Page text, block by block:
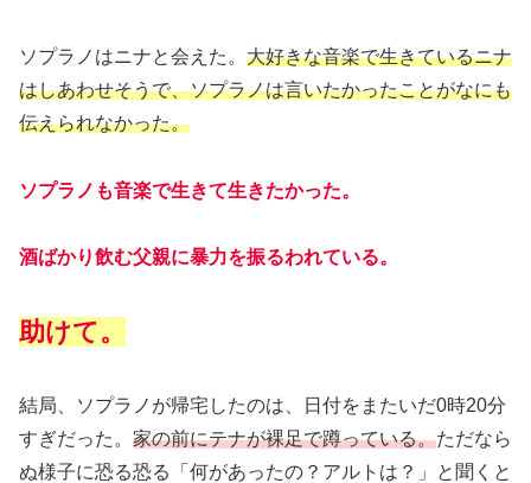
ソプラノはニナと会えた。 大好きな音楽で生きているニナ
はしあわせそうで、ソプラノは言いたかったことがなにも
伝えられなかった。
ソプラノも音楽で生きて生きたかった。
酒ばかり飲む父親に暴力を振るわれている。
助けて。
結局、ソプラノが帰宅したのは、日付をまたいだ0時20分
すぎだった。 家の前にテナが裸足で蹲っている。ただなら
ぬ様子に恐る恐る「何があったの？アルトは？」と聞くと